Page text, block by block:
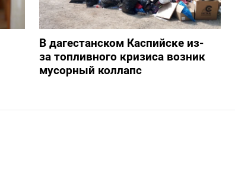
В дагестанском Каспийске из-
за топливного кризиса возник
мусорный коллапс